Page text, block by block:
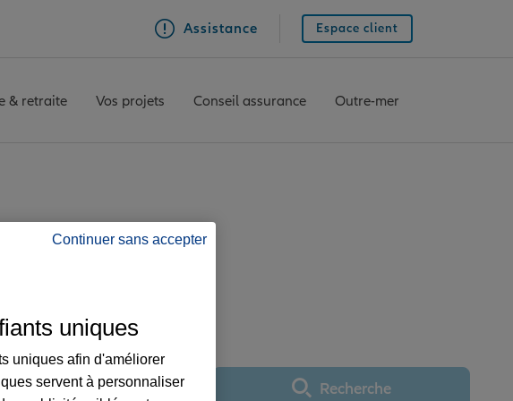
Assistance Espace client
& retraite Vos projets Conseil assurance Outre-mer
DE TYROSSE
Recherche
Continuer sans accepter
uniques
uniques afin d'améliorer
servent à personnaliser